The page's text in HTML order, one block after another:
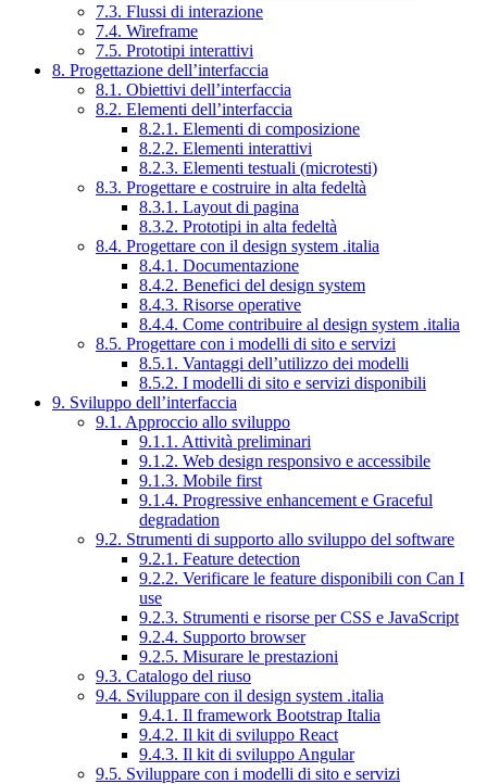
7.3. Flussi di interazione
7.4. Wireframe
7.5. Prototipi interattivi
8. Progettazione dell’interfaccia
8.1. Obiettivi dell’interfaccia
8.2. Elementi dell’interfaccia
8.2.1. Elementi di composizione
8.2.2. Elementi interattivi
8.2.3. Elementi testuali (microtesti)
8.3. Progettare e costruire in alta fedeltà
8.3.1. Layout di pagina
8.3.2. Prototipi in alta fedeltà
8.4. Progettare con il design system .italia
8.4.1. Documentazione
8.4.2. Benefici del design system
8.4.3. Risorse operative
8.4.4. Come contribuire al design system .italia
8.5. Progettare con i modelli di sito e servizi
8.5.1. Vantaggi dell’utilizzo dei modelli
8.5.2. I modelli di sito e servizi disponibili
9. Sviluppo dell’interfaccia
9.1. Approccio allo sviluppo
9.1.1. Attività preliminari
9.1.2. Web design responsivo e accessibile
9.1.3. Mobile first
9.1.4. Progressive enhancement e Graceful
degradation
9.2. Strumenti di supporto allo sviluppo del software
9.2.1. Feature detection
9.2.2. Verificare le feature disponibili con Can I
use
9.2.3. Strumenti e risorse per CSS e JavaScript
9.2.4. Supporto browser
9.2.5. Misurare le prestazioni
9.3. Catalogo del riuso
9.4. Sviluppare con il design system .italia
9.4.1. Il framework Bootstrap Italia
9.4.2. Il kit di sviluppo React
9.4.3. Il kit di sviluppo Angular
9.5. Sviluppare con i modelli di sito e servizi